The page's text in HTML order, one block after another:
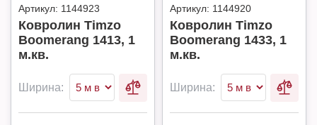
Артикул: 1144923
Ковролин Timzo
Boomerang 1413, 1
м.кв.
Ширина:
Артикул: 1144920
Ковролин Timzo
Boomerang 1433, 1
м.кв.
Ширина: